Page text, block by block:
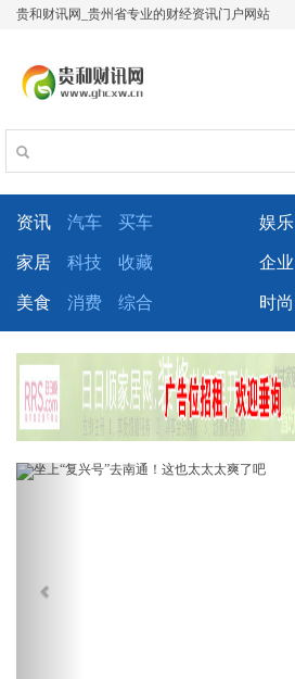
贵和财讯网_贵州省专业的财经资讯门户网站
资讯 汽车 买车 娱乐
家居 科技 收藏 企业
美食 消费 综合 时尚
Previous